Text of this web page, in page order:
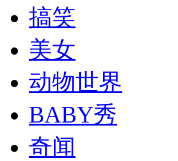
外交部：有关国家言论片面不公正
安徽一实载49人客车翻车
走！跟着总书记去植树
搞笑
美女
动物世界
BABY秀
奇闻